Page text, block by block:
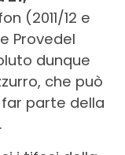
(2011/12 e
Provedel
dunque
che può
parte della